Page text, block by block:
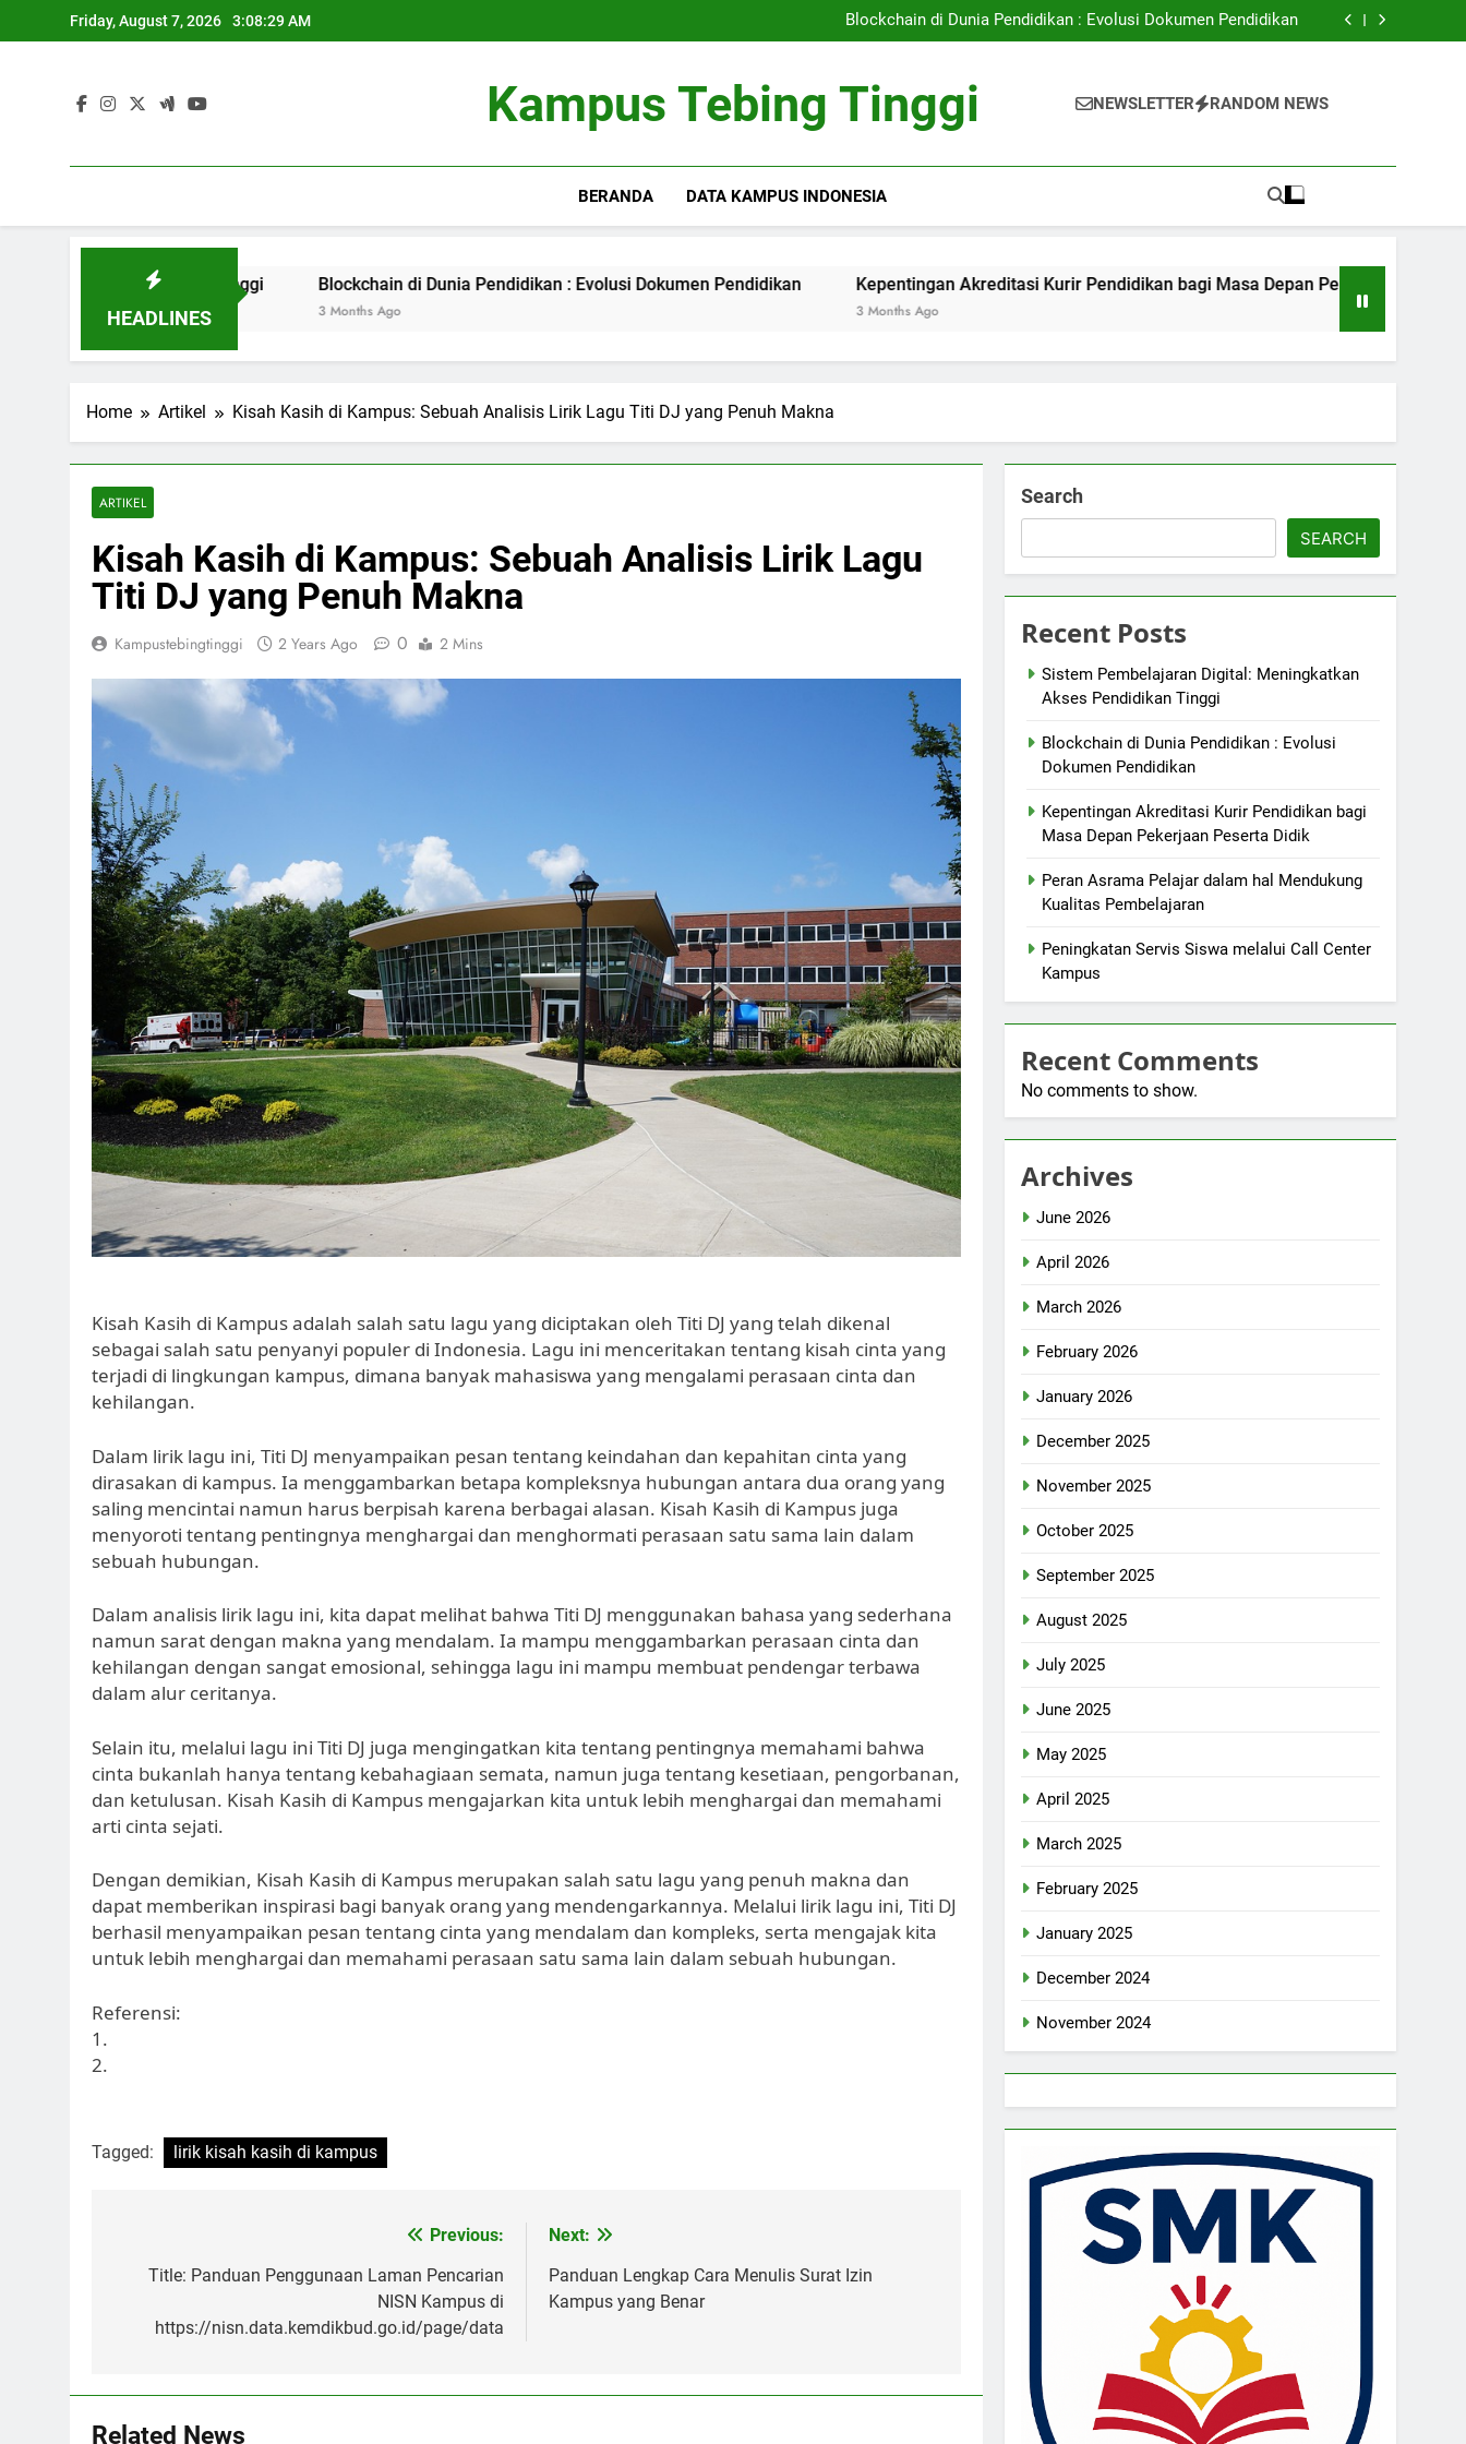
to
Friday, August 7, 2026 3:08:29 AM
Blockchain di Dunia Pendidikan : Evolusi Dokumen Pendidikan
Kepentingan Akreditasi Kurir Pendidikan bagi Masa Depan Pekerjaan
Blockchain di Dunia Pendidikan : Evolusi Dokumen Pendidikan
Kepentingan Akreditasi Kurir Pendidikan bagi Masa Depan Pekerjaan
Kampus Tebing Tinggi NEWSLETTER RANDOM NEWS
BERANDA DATA KAMPUS INDONESIA
HEADLINES
Pendidikan Tinggi Blockchain di Dunia Pendidikan : Evolusi Dokumen Pendidikan
3 Months Ago
Kepentingan Akreditasi Kurir Pendidikan bagi Masa Depan Pekerjaan Peserta Didik
3 Months Ago
Home Artikel Kisah Kasih di Kampus: Sebuah Analisis Lirik Lagu Titi DJ yang Penuh Makna
ARTIKEL
Kisah Kasih di Kampus: Sebuah Analisis Lirik Lagu
Titi DJ yang Penuh Makna
Kampustebingtinggi 2 Years Ago 0 2 Mins
Kisah Kasih di Kampus adalah salah satu lagu yang diciptakan oleh Titi DJ yang telah dikenal
sebagai salah satu penyanyi populer di Indonesia. Lagu ini menceritakan tentang kisah cinta yang
terjadi di lingkungan kampus, dimana banyak mahasiswa yang mengalami perasaan cinta dan
kehilangan.
Dalam lirik lagu ini, Titi DJ menyampaikan pesan tentang keindahan dan kepahitan cinta yang
dirasakan di kampus. Ia menggambarkan betapa kompleksnya hubungan antara dua orang yang
saling mencintai namun harus berpisah karena berbagai alasan. Kisah Kasih di Kampus juga
menyoroti tentang pentingnya menghargai dan menghormati perasaan satu sama lain dalam
sebuah hubungan.
Dalam analisis lirik lagu ini, kita dapat melihat bahwa Titi DJ menggunakan bahasa yang sederhana
namun sarat dengan makna yang mendalam. Ia mampu menggambarkan perasaan cinta dan
kehilangan dengan sangat emosional, sehingga lagu ini mampu membuat pendengar terbawa
dalam alur ceritanya.
Selain itu, melalui lagu ini Titi DJ juga mengingatkan kita tentang pentingnya memahami bahwa
cinta bukanlah hanya tentang kebahagiaan semata, namun juga tentang kesetiaan, pengorbanan,
dan ketulusan. Kisah Kasih di Kampus mengajarkan kita untuk lebih menghargai dan memahami
arti cinta sejati.
Dengan demikian, Kisah Kasih di Kampus merupakan salah satu lagu yang penuh makna dan
dapat memberikan inspirasi bagi banyak orang yang mendengarkannya. Melalui lirik lagu ini, Titi DJ
berhasil menyampaikan pesan tentang cinta yang mendalam dan kompleks, serta mengajak kita
untuk lebih menghargai dan memahami perasaan satu sama lain dalam sebuah hubungan.
Referensi:
1.
2.
Tagged: lirik kisah kasih di kampus
navigation
Previous:
Title: Panduan Penggunaan Laman Pencarian
NISN Kampus di
https://nisn.data.kemdikbud.go.id/page/data
Next:
Panduan Lengkap Cara Menulis Surat Izin
Kampus yang Benar
Related News
Search
SEARCH
Recent Posts
Sistem Pembelajaran Digital: Meningkatkan
Akses Pendidikan Tinggi
Blockchain di Dunia Pendidikan : Evolusi
Dokumen Pendidikan
Kepentingan Akreditasi Kurir Pendidikan bagi
Masa Depan Pekerjaan Peserta Didik
Peran Asrama Pelajar dalam hal Mendukung
Kualitas Pembelajaran
Peningkatan Servis Siswa melalui Call Center
Kampus
Recent Comments
No comments to show.
Archives
June 2026
April 2026
March 2026
February 2026
January 2026
December 2025
November 2025
October 2025
September 2025
August 2025
July 2025
June 2025
May 2025
April 2025
March 2025
February 2025
January 2025
December 2024
November 2024